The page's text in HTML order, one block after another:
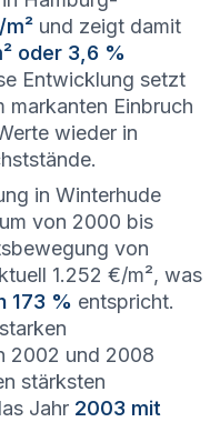
m² und zeigt damit
oder 3,6 %
Entwicklung setzt
markanten Einbruch
wieder in
in Winterhude
von 2000 bis
von
1.252 €/m², was
173 % entspricht.
2002 und 2008
stärksten
Jahr 2003 mit